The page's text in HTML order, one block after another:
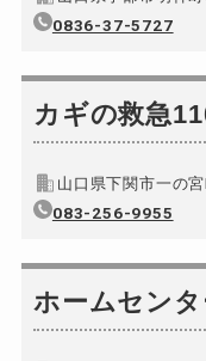
0836-37-5727
カギの救急
山口県下関市一の
083-256-9955
ホームセン